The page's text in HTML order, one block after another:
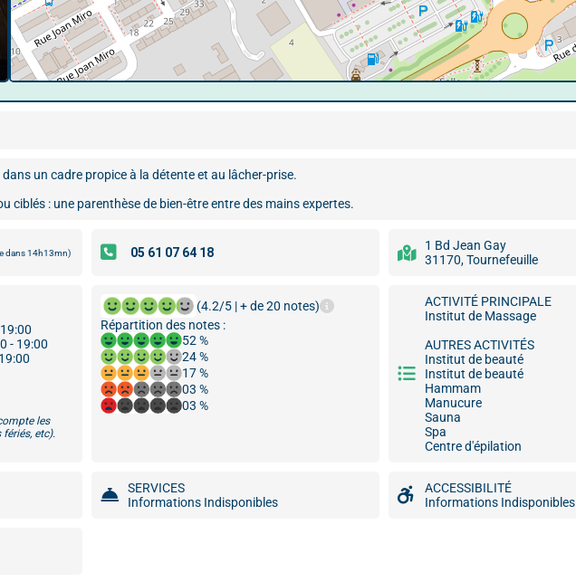
un cadre propice à la détente et au lâcher-prise.
ciblés : une parenthèse de bien-être entre des mains expertes.
dans 14h13mn)
1 Bd Jean Gay
31170, Tournefeuille
- 19:00
les
etc).
(4.2/5 | + de 20 notes)
Répartition des notes :
52 %
24 %
17 %
03 %
03 %
ACTIVITÉ PRINCIPALE
Institut de Massage
AUTRES ACTIVITÉS
Institut de beauté
Institut de beauté
Hammam
Manucure
Sauna
Spa
Centre d'épilation
SERVICES
Informations Indisponibles
ACCESSIBILITÉ
Informations Indisponibles